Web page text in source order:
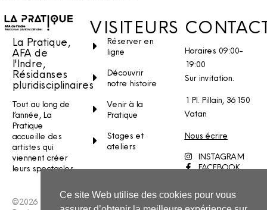
La Pratique,
AFA de
l'Indre,
Résidanses
pluridisciplinaires
Tout au long de
l’année, La
Pratique
accueille des
artistes qui
viennent créer
leurs spectacles.
©2026 La
VISITEURS
Réserver en
ligne
Découvrir
notre histoire
Venir à la
Pratique
Stages et
ateliers
Horaires 09:00-
19:00
Sur invitation.
1 Pl. Pillain, 36150
Vatan
Nous écrire
INSTAGRAM
FACEBOOK
Ce site Web utilise des cookies pour vous